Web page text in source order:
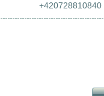
+420728810840